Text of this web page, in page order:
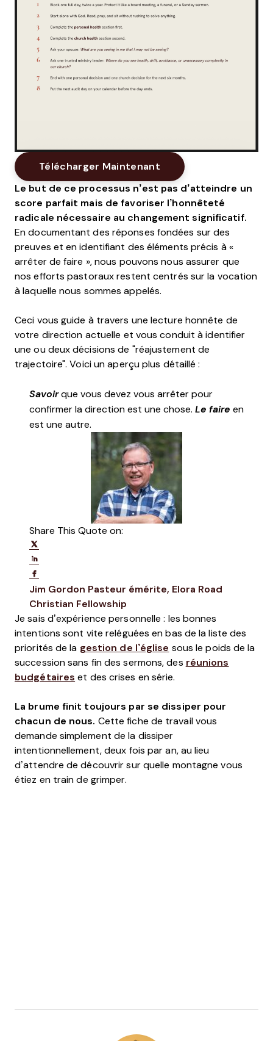
Télécharger Maintenant Opens New Window
Le but de ce processus n’est pas d’atteindre un
score parfait mais de favoriser l’honnêteté
radicale nécessaire au changement significatif.
En documentant des réponses fondées sur des
preuves et en identifiant des éléments précis à «
arrêter de faire », nous pouvons nous assurer que
nos efforts pastoraux restent centrés sur la vocation
à laquelle nous sommes appelés.
Ceci vous guide à travers une lecture honnête de
votre direction actuelle et vous conduit à identifier
une ou deux décisions de "réajustement de
trajectoire". Voici un aperçu plus détaillé :
Savoirque vous devez vous arrêter pour
confirmer la direction est une chose. Le faire en
est une autre.
Share This Quote on:
Jim Gordon Opens new window
Pasteur émérite, Elora Road
Christian Fellowship
Je sais d’expérience personnelle : les bonnes
intentions sont vite reléguées en bas de la liste des
priorités de la gestion de l’église sous le poids de la
succession sans fin des sermons, des réunions
budgétaires et des crises en série.
La brume finit toujours par se dissiper pour
chacun de nous. Cette fiche de travail vous
demande simplement de la dissiper
intentionnellement, deux fois par an, au lieu
d’attendre de découvrir sur quelle montagne vous
étiez en train de grimper.